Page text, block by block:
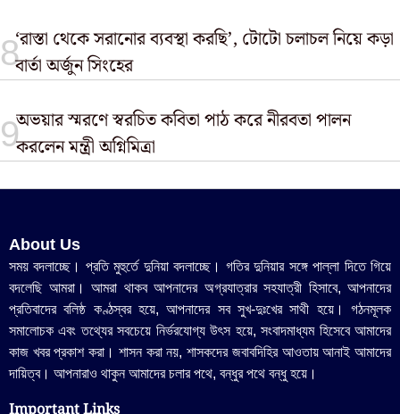
‘রাস্তা থেকে সরানোর ব্যবস্থা করছি’, টোটো চলাচল নিয়ে কড়া
বার্তা অর্জুন সিংহের
অভয়ার স্মরণে স্বরচিত কবিতা পাঠ করে নীরবতা পালন
করলেন মন্ত্রী অগ্নিমিত্রা
About Us
সময় বদলাচ্ছে। প্রতি মুহুর্তে দুনিয়া বদলাচ্ছে। গতির দুনিয়ার সঙ্গে পাল্লা দিতে গিয়ে
বদলেছি আমরা। আমরা থাকব আপনাদের অগ্রযাত্রার সহযাত্রী হিসাবে, আপনাদের
প্রতিবাদের বলিষ্ঠ কণ্ঠস্বর হয়ে, আপনাদের সব সুখ-দুঃখের সাথী হয়ে। গঠনমূলক
সমালোচক এবং তথ্যের সবচেয়ে নির্ভরযোগ্য উ‍ৎস হয়ে, সংবাদমাধ্যম হিসেবে আমাদের
কাজ খবর প্রকাশ করা। শাসন করা নয়, শাসকদের জবাবদিহির আওতায় আনাই আমাদের
দায়িত্ব। আপনারাও থাকুন আমাদের চলার পথে, বন্ধুর পথে বন্ধু হয়ে।